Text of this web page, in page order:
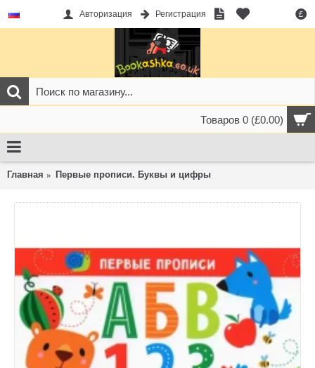
£
Авторизация Регистрация
Товаров 0 (£0.00)
Главная Первые прописи. Буквы и цифры